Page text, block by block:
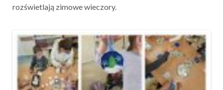
rozświetlają zimowe wieczory.